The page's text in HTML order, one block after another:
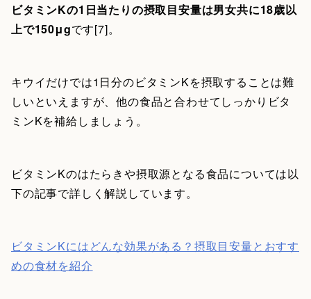
ビタミンKの1日当たりの摂取目安量は男女共に18歳以
上で150μgです[7]。
キウイだけでは1日分のビタミンKを摂取することは難
しいといえますが、他の食品と合わせてしっかりビタ
ミンKを補給しましょう。
ビタミンKのはたらきや摂取源となる食品については以
下の記事で詳しく解説しています。
ビタミンKにはどんな効果がある？摂取目安量とおすす
めの食材を紹介